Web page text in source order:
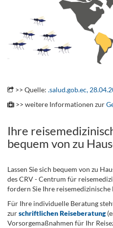
>> Quelle: .salud.gob.ec,
>> weitere Informationen zur
Ihre
bequem von zu
Lassen Sie sich bequem von zu
des CRV - Centrum für
fordern Sie Ihre
Für Ihre individuelle Beratung
zurschriftlichen Reiseberatung
Vorsorgemaßnahmen für Ihr